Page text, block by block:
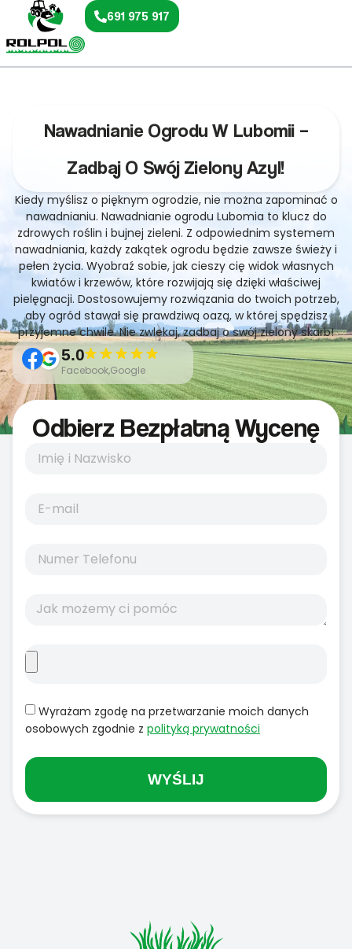
691 975 917
Nawadnianie Ogrodu W Lubomii –
Zadbaj O Swój Zielony Azyl!
Kiedy myślisz o pięknym ogrodzie, nie można zapominać o
nawadnianiu. Nawadnianie ogrodu Lubomia to klucz do
zdrowych roślin i bujnej zieleni. Z odpowiednim systemem
nawadniania, każdy zakątek ogrodu będzie zawsze świeży i
pełen życia. Wyobraź sobie, jak cieszy cię widok własnych
kwiatów i krzewów, które rozwijają się dzięki właściwej
pielęgnacji. Dostosowujemy rozwiązania do twoich potrzeb,
aby ogród stawał się prawdziwą oazą, w której spędzisz
przyjemne chwile. Nie zwlekaj, zadbaj o swój zielony skarb!
5.0
Facebook,Google
Odbierz Bezpłatną Wycenę
Wyrażam zgodę na przetwarzanie moich danych
osobowych zgodnie z polityką prywatności
WYŚLIJ